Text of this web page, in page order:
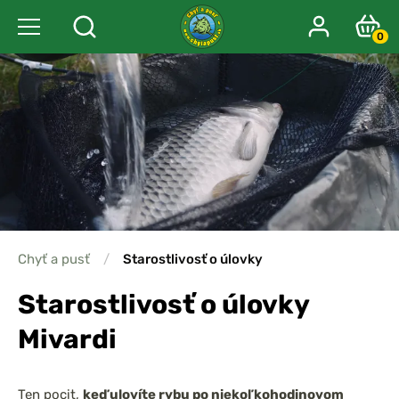
0
Chyť a pusť / Starostlivosť o úlovky
Starostlivosť o úlovky
Mivardi
Ten pocit, keď ulovíte rybu po niekoľkohodinovom